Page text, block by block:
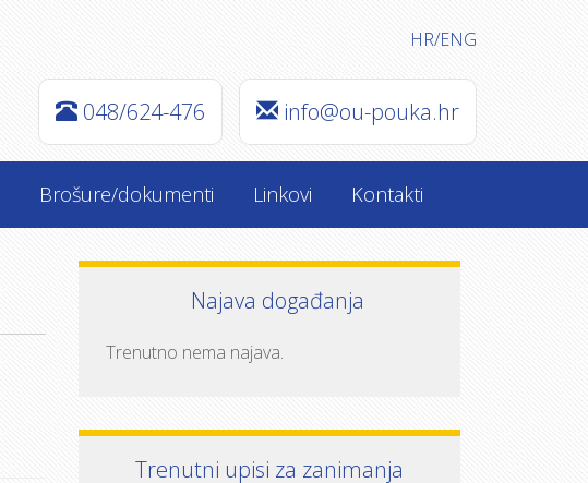
HR/ENG
info@ou-pouka.hr
048/624-476
Brošure/dokumenti Linkovi Kontakti
Najava događanja
Trenutno nema najava.
Trenutni upisi za zanimanja